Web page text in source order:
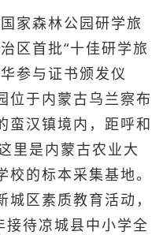
家森林公园研学旅
区首批“十佳研学旅
参与证书颁发仪
位于内蒙古乌兰察布
蛮汉镇境内，距呼和
里是内蒙古农业大
的标本采集基地。
区素质教育活动，
待凉城县中小学全